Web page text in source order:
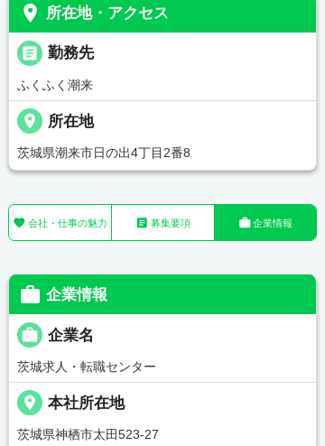
place 所在地・アクセス
_pin
勤務先
ふくふく潮来
place 所在地
茨城県潮来市日の出4丁目2番8
 会社・仕事の魅力  募集要項 企業情報
 企業情報
 企業名
茨城求人・転職センター
place 本社所在地
茨城県神栖市太田523-27